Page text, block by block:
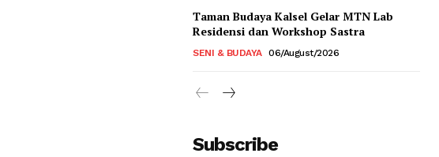
Taman Budaya Kalsel Gelar MTN Lab
Residensi dan Workshop Sastra
SENI & BUDAYA 06/August/2026
Subscribe